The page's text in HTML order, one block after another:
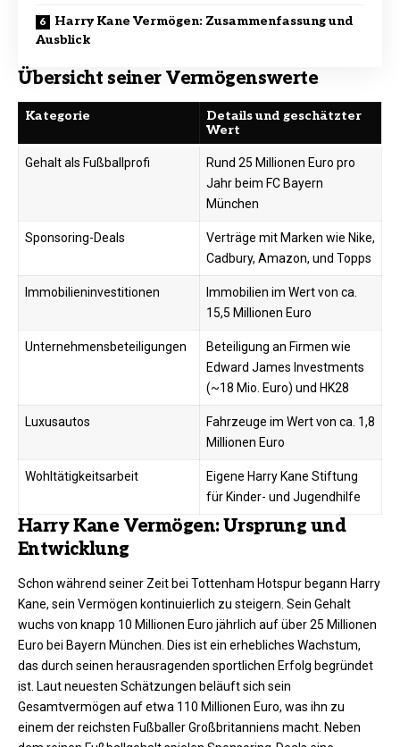
Harry Kane Vermögen: Zusammenfassung und
Ausblick
Übersicht seiner Vermögenswerte
Kategorie
Details und geschätzter
Wert
Gehalt als Fußballprofi
Rund 25 Millionen Euro pro
Jahr beim FC Bayern
München
Sponsoring-Deals
Verträge mit Marken wie Nike,
Cadbury, Amazon, und Topps
Immobilieninvestitionen
Immobilien im Wert von ca.
15,5 Millionen Euro
Unternehmensbeteiligungen
Beteiligung an Firmen wie
Edward James Investments
(~18 Mio. Euro) und HK28
Luxusautos
Fahrzeuge im Wert von ca. 1,8
Millionen Euro
Wohltätigkeitsarbeit
Eigene Harry Kane Stiftung
für Kinder- und Jugendhilfe
Harry Kane Vermögen: Ursprung und
Entwicklung
Schon während seiner Zeit bei Tottenham Hotspur begann Harry
Kane, sein Vermögen kontinuierlich zu steigern. Sein Gehalt
wuchs von knapp 10 Millionen Euro jährlich auf über 25 Millionen
Euro bei Bayern München. Dies ist ein erhebliches Wachstum,
das durch seinen herausragenden sportlichen Erfolg begründet
ist. Laut neuesten Schätzungen beläuft sich sein
Gesamtvermögen auf etwa 110 Millionen Euro, was ihn zu
einem der reichsten Fußballer Großbritanniens macht. Neben